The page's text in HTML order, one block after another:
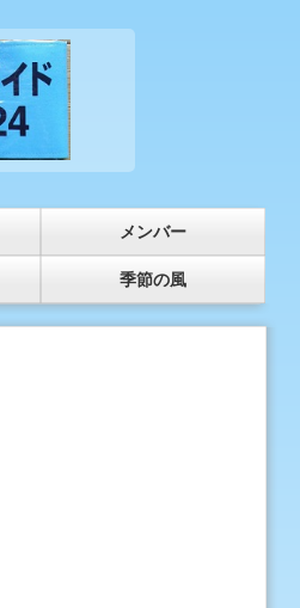
メンバー
季節の風